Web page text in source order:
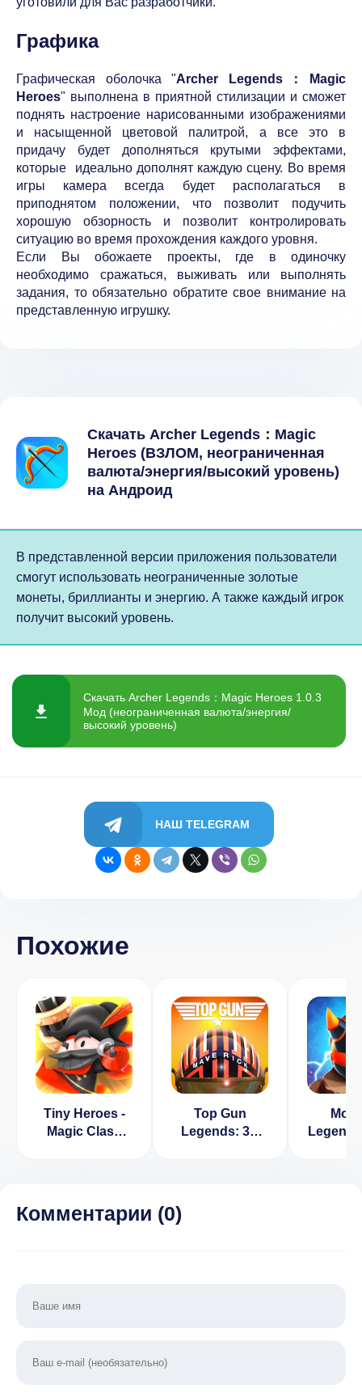
Графика
Графическая оболочка "Archer Legends：Magic
Heroes" выполнена в приятной стилизации и сможет
поднять настроение нарисованными изображениями
и насыщенной цветовой палитрой, а все это в
придачу будет дополняться крутыми эффектами,
которые идеально дополнят каждую сцену. Во время
игры камера всегда будет располагаться в
приподнятом положении, что позволит подучить
хорошую обзорность и позволит контролировать
ситуацию во время прохождения каждого уровня.
Если Вы обожаете проекты, где в одиночку
необходимо сражаться, выживать или выполнять
задания, то обязательно обратите свое внимание на
представленную игрушку.
Скачать Archer Legends：Magic
Heroes (ВЗЛОМ, неограниченная
валюта/энергия/высокий уровень)
на Андроид
В представленной версии приложения пользователи
смогут использовать неограниченные золотые
монеты, бриллианты и энергию. А также каждый игрок
получит высокий уровень.
Скачать Archer Legends：Magic Heroes 1.0.3
Мод (неограниченная валюта/энергия/
высокий уровень)
НАШ TELEGRAM
Похожие
Tiny Heroes -
Magic Clash
Top Gun
Legends: 3D
Комментарии (0)